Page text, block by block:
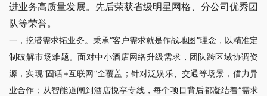
进业务高质量发展。先后荣获省级明星网格、分公司优秀团
队等荣誉。
一，挖潜需求拓业务。秉承“客户需求就是作战地图”理念，以精准定
制破解市场难题。面对中小酒店网络升级需求，团队跨区域协调资
源，实现“固话+互联网”全覆盖；针对泛娱乐、交通等场景，借力异
业合作；从智能道闸到酒店悦享专线，每个项目背后都凝结着“需求